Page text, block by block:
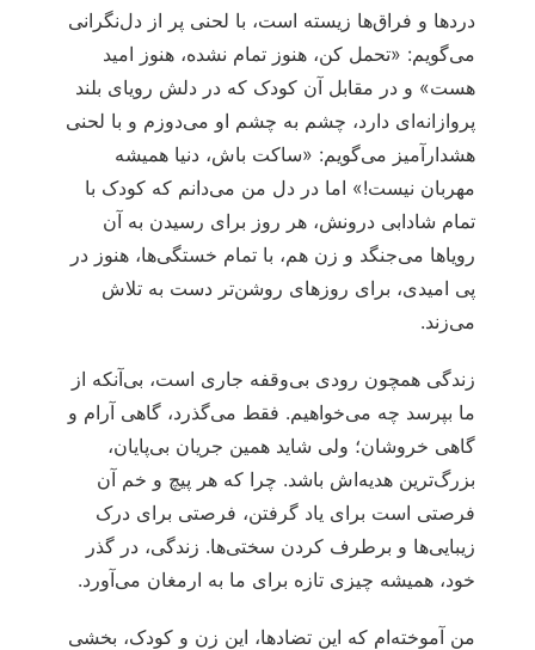
دردها و فراق‌ها زیسته است، با لحنی پر از دل‌نگرانی
می‌گویم: «تحمل کن، هنوز تمام نشده، هنوز امید
هست» و در مقابل آن کودک که در دلش رویای بلند
پروازانه‌ای دارد، چشم به چشم او می‌دوزم و با لحنی
هشدارآمیز می‌گویم: «ساکت باش، دنیا همیشه
مهربان نیست!» اما در دل من می‌دانم که کودک با
تمام شادابی درونش، هر روز برای رسیدن به آن
رویاها می‌جنگد و زن هم، با تمام خستگی‌ها، هنوز در
پی امیدی، برای روزهای روشن‌تر دست به تلاش
می‌زند.
زندگی همچون رودی بی‌وقفه جاری است، بی‌آنکه از
ما بپرسد چه می‌خواهیم. فقط می‌گذرد، گاهی آرام و
گاهی خروشان؛ ولی شاید همین جریان بی‌پایان،
بزرگ‌ترین هدیه‌اش باشد. چرا که هر پیچ و خم آن
فرصتی است برای یاد گرفتن، فرصتی برای درک
زیبایی‌ها و برطرف کردن سختی‌ها. زندگی، در گذر
خود، همیشه چیزی تازه برای ما به ارمغان می‌آورد.
من آموخته‌ام که این تضادها، این زن و کودک، بخشی